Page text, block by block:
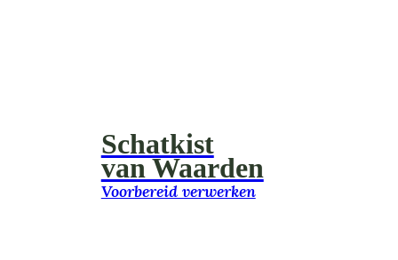
Schatkist
van Waarden
Voorbereid verwerken